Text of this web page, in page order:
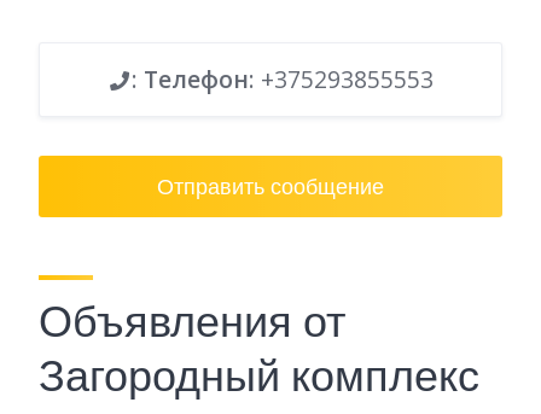
: Телефон: +375293855553
Отправить сообщение
Объявления от
Загородный комплекс